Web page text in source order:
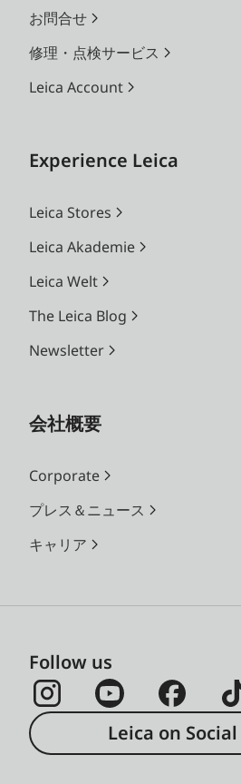
お問合せ
修理・点検サービス
Leica Account
Experience Leica
Leica Stores
Leica Akademie
Leica Welt
The Leica Blog
Newsletter
会社概要
Corporate
プレス＆ニュース
キャリア
Follow us
Leica on